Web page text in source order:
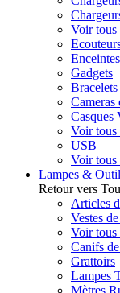
Voir tous
Enceintes
Gadgets
Cameras
Casques
Voir tous
USB
Voir tous
Lampes &
Retour vers
Articles
Vestes
Voir tous
Canifs
Grattoirs
Lampes
Mètres